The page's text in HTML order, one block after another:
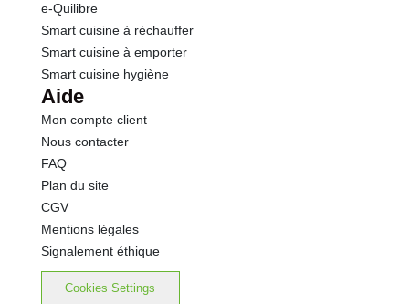
e-Quilibre
Smart cuisine à réchauffer
Smart cuisine à emporter
Smart cuisine hygiène
Aide
Mon compte client
Nous contacter
FAQ
Plan du site
CGV
Mentions légales
Signalement éthique
Cookies Settings